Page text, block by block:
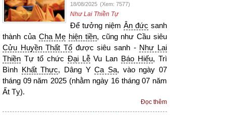
18/08/2025 (Xem: 7577)
Như Lai Thiền Tự
Để tưởng niệm Ân đức sanh
thành của Cha Mẹ hiện tiền, cũng như Cầu siêu
Cửu Huyền Thất Tổ được siêu sanh - Như Lai
Thiền Tự tổ chức Đại LễVu Lan Báo Hiếu, Trì
Bình Khất Thực, Dâng YCa Sa, vào ngày 07
tháng 09 năm 2025 (nhằm ngày 16 tháng 07 năm
Ất Tỵ).
Đọc thêm